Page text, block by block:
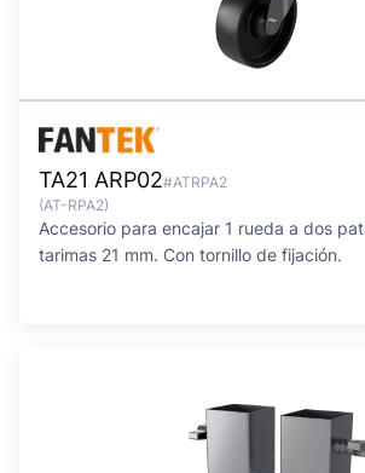
TA21 ARP02#ATRPA2
(AT-RPA2)
Accesorio para encajar 1 rueda a dos
tarimas 21 mm. Con tornillo de fijación.